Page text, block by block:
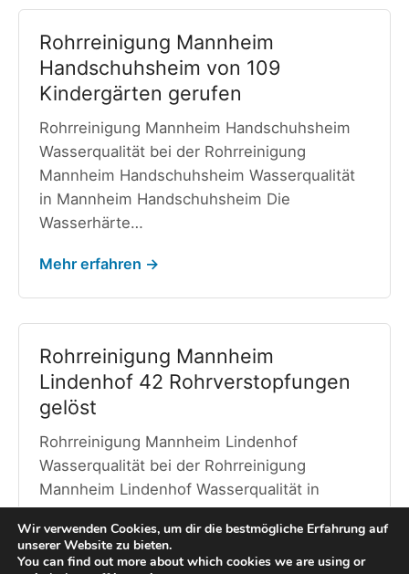
Rohrreinigung Mannheim
Handschuhsheim von 109
Kindergärten gerufen
Rohrreinigung Mannheim Handschuhsheim
Wasserqualität bei der Rohrreinigung
Mannheim Handschuhsheim Wasserqualität
in Mannheim Handschuhsheim Die
Wasserhärte…
Mehr erfahren →
Rohrreinigung Mannheim
Lindenhof 42 Rohrverstopfungen
gelöst
Rohrreinigung Mannheim Lindenhof
Wasserqualität bei der Rohrreinigung
Mannheim Lindenhof Wasserqualität in
Mannheim Lindenhof In Mannheim…
Mehr erfahren →
Wir verwenden Cookies, um dir die bestmögliche Erfahrung auf
unserer Website zu bieten.
You can find out more about which cookies we are using or